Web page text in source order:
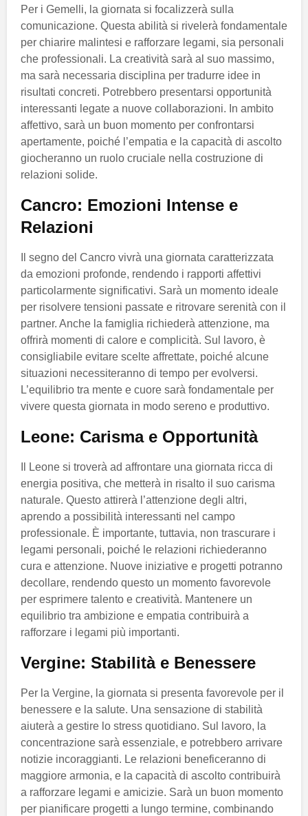
Per i Gemelli, la giornata si focalizzerà sulla
comunicazione. Questa abilità si rivelerà fondamentale
per chiarire malintesi e rafforzare legami, sia personali
che professionali. La creatività sarà al suo massimo,
ma sarà necessaria disciplina per tradurre idee in
risultati concreti. Potrebbero presentarsi opportunità
interessanti legate a nuove collaborazioni. In ambito
affettivo, sarà un buon momento per confrontarsi
apertamente, poiché l’empatia e la capacità di ascolto
giocheranno un ruolo cruciale nella costruzione di
relazioni solide.
Cancro: Emozioni Intense e
Relazioni
Il segno del Cancro vivrà una giornata caratterizzata
da emozioni profonde, rendendo i rapporti affettivi
particolarmente significativi. Sarà un momento ideale
per risolvere tensioni passate e ritrovare serenità con il
partner. Anche la famiglia richiederà attenzione, ma
offrirà momenti di calore e complicità. Sul lavoro, è
consigliabile evitare scelte affrettate, poiché alcune
situazioni necessiteranno di tempo per evolversi.
L’equilibrio tra mente e cuore sarà fondamentale per
vivere questa giornata in modo sereno e produttivo.
Leone: Carisma e Opportunità
Il Leone si troverà ad affrontare una giornata ricca di
energia positiva, che metterà in risalto il suo carisma
naturale. Questo attirerà l’attenzione degli altri,
aprendo a possibilità interessanti nel campo
professionale. È importante, tuttavia, non trascurare i
legami personali, poiché le relazioni richiederanno
cura e attenzione. Nuove iniziative e progetti potranno
decollare, rendendo questo un momento favorevole
per esprimere talento e creatività. Mantenere un
equilibrio tra ambizione e empatia contribuirà a
rafforzare i legami più importanti.
Vergine: Stabilità e Benessere
Per la Vergine, la giornata si presenta favorevole per il
benessere e la salute. Una sensazione di stabilità
aiuterà a gestire lo stress quotidiano. Sul lavoro, la
concentrazione sarà essenziale, e potrebbero arrivare
notizie incoraggianti. Le relazioni beneficeranno di
maggiore armonia, e la capacità di ascolto contribuirà
a rafforzare legami e amicizie. Sarà un buon momento
per pianificare progetti a lungo termine, combinando